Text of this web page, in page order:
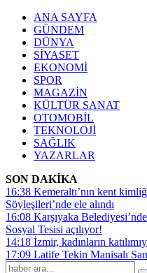
ANA SAYFA
GÜNDEM
DÜNYA
SİYASET
EKONOMİ
SPOR
MAGAZİN
KÜLTÜR SANAT
OTOMOBİL
TEKNOLOJİ
SAĞLIK
YAZARLAR
SON DAKİKA
16:38 Kemeraltı’nın kent
Söyleşileri’nde ele alındı
16:08 Karşıyaka
Sosyal Tesisi açılıyor!
14:18 İzmir, kadınların
17:09 Latife Tekin Manisalı